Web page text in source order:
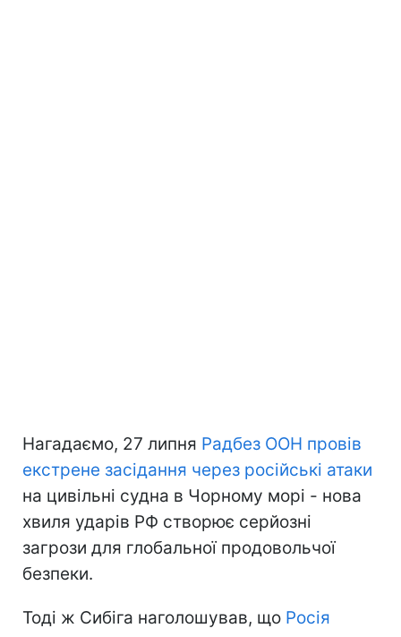
Нагадаємо, 27 липня Радбез ООН провів
екстрене засідання через російські атаки
на цивільні судна в Чорному морі - нова
хвиля ударів РФ створює серйозні
загрози для глобальної продовольчої
безпеки.
Тоді ж Сибіга наголошував, що Росія